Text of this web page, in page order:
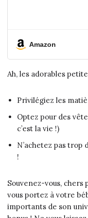
Amazon
Ah, les adorables
Privilégiez les
Optez pour des
c’est la vie !)
N’achetez pas trop
!
Souvenez-vous, chers
vous portez à votre
importants de son